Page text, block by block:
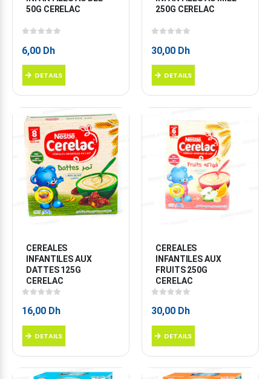
50G CERELAC
6,00 Dh
DETAILS
250G CERELAC
30,00 Dh
DETAILS
CEREALES
INFANTILES AUX
DATTES 125G
CERELAC
16,00 Dh
DETAILS
CEREALES
INFANTILES AUX
FRUITS 250G
CERELAC
30,00 Dh
DETAILS